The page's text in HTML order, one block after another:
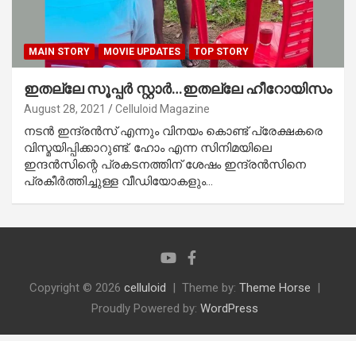
MAIN STORY MOVIE UPDATES TOP STORY
ഇതല്ലേ സൂപ്പര്‍ സ്റ്റാര്‍…ഇതല്ലേ ഹീറോയിസം
August 28, 2021 Celluloid Magazine
നടന്‍ ഇന്ദ്രന്‍സ് എന്നും വിനയം കൊണ്ട് പ്രേക്ഷകരെ
വിസ്മയിപ്പിക്കാറുണ്ട്. ഹോം എന്ന സിനിമയിലെ
ഇന്ദന്‍സിന്റെ പ്രകടനത്തിന് ശേഷം ഇന്ദ്രന്‍സിനെ
പ്രകീര്‍ത്തിച്ചുള്ള വീഡിയോകളും…
Copyright © 2026 celluloid Theme by: Theme Horse
Proudly Powered by: WordPress